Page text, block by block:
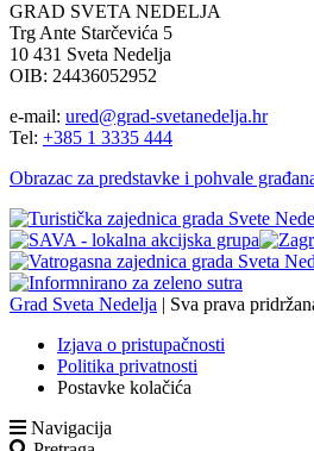
GRAD SVETA NEDELJA
Trg Ante Starčevića 5
10 431 Sveta Nedelja
OIB: 24436052952
e-mail: ured@grad-svetanedelja.hr
Tel: +385 1 3335 444
Obrazac za predstavke i pohvale
Grad Sveta Nedelja | Sva prava
Izjava o pristupačnosti
Politika privatnosti
Postavke kolačića
Navigacija